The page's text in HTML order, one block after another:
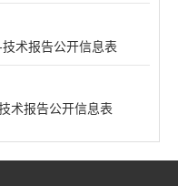
术报告公开信息表
术报告公开信息表